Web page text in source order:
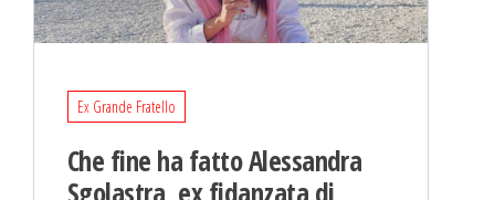
Ex Grande Fratello
Che fine ha fatto Alessandra
Sgolastra, ex fidanzata di